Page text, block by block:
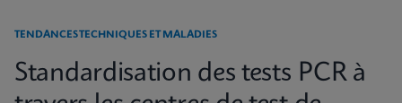
TENDANCES TECHNIQUES ET MALADIES
Standardisation des tests PCR à